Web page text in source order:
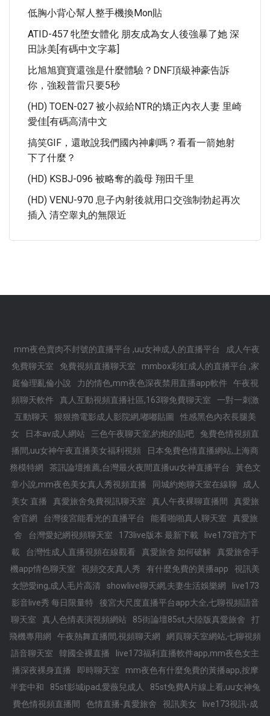
低胸小背心幫人整手機換Mon貼
ATID-457 牝堕女體化 朋友成為女人後強暴了她 深
田詠美[有碼中文字幕]
比旭旭寶寶還強是什麼體驗？DNF頂級神豪告訴
你，強殺普雷只要5秒
(HD) TOEN-027 被小叔給NTR的矯正內衣人妻 里崎
愛佳[有碼高清中文
搞笑GIF，還敢說我們國內神劇嗎？看看一箭她射
下了什麼？
(HD) KSBJ-096 被略奪的義母 翔田千里
(HD) VENU-970 息子內射後就用口交強制勃起再次
插入 清空睾丸的無限近
mm夜色賣肉不封號的直播平台 ,uu女神成人的直播平台
成人午夜
免費聊天室
免費視頻直播聊天室
mmbox彩虹成人的直播平台 ,家
庭倫理亂倫小說
力的情色,mm夜色深夜禁用直播app軟件
午夜視
頻聊天軟件
真人互動視頻直播社區,163聊免費聊天室
一對一刺激
互動聊天
狠狠擼電影成人影院網,嘟嘟貼圖
性感黑色內衣長腿美
女
日本av成人網站 三色午夜聊天室,約炮的貼吧
兔費色情視頻直
播間,uu女神午夜直播美女福利視頻
日本免費色情直播網站,上海商
務模特網
茶訊論壇推薦,台灣最火夜間直播uu女神直播平台
黃色文
章小說,mm夜色美女真人秀視頻直播
同城約炮聊天室在線聊
成人
美女 直播
真愛旅舍免費視訊聊天室 真人午夜裸聊直播間
真愛旅
舍官網
台灣後宮能看光的直播平台 能看啪啪真人聊天室
真愛旅
舍
台灣愛妃網視頻聊天室 173live版本 最新下載
live173官方下
載
台灣性成人直播視頻在線觀看 真愛旅舍 如何破解
真愛旅舍手
機app情色聊天室
視頻交友真人秀 有什麼免費的黃播app
視訊美
女戀愛ing,成人毛片高清
showlive聊天網,夫妻生活娛樂網
live173
影音live秀 每日限量特
後宮大尺度直播平台app大全,七聊視頻語音
聊天室
真人色情表演視頻網站 85街論壇85st,大陸版真愛旅舍
打
飛機專用網
午夜熱舞直播間,視頻聊天網
網頁聊天室網站,七聊視頻
語音聊天室
韓國全裸直播
live173福利直播軟件app,mm夜色女主
播深夜裸身直播
即時聊天室
mm夜色有什麼免費的黃播app,按摩
半套中和
85st影城ipad,愛薇兒成人
85st免費A片線上看,uu女神兔
費色情視頻直播間
色情直播-真愛旅舍 視訊美女 live173視訊-成